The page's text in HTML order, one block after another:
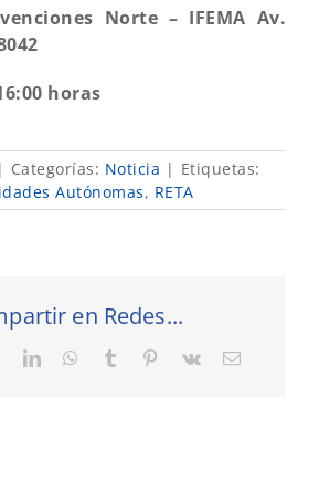
Norte – IFEMA Av.
horas
| Categorías: Noticia | Etiquetas:
Autónomas, RETA
en Redes...
RedditLinkedInWhatsApp
Tumblr Pinterest
Vk
Correo